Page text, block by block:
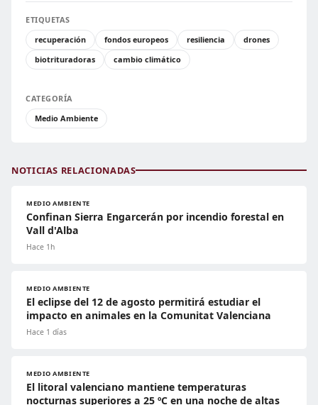
ETIQUETAS
recuperación
fondos europeos resiliencia
drones
biotrituradoras
cambio climático
CATEGORÍA
Medio Ambiente
NOTICIAS RELACIONADAS
MEDIO AMBIENTE
Confinan Sierra Engarcerán por incendio forestal en
Vall d'Alba
Hace 1h
MEDIO AMBIENTE
El eclipse del 12 de agosto permitirá estudiar el
impacto en animales en la Comunitat Valenciana
Hace 1 días
MEDIO AMBIENTE
El litoral valenciano mantiene temperaturas
nocturnas superiores a 25 ºC en una noche de altas